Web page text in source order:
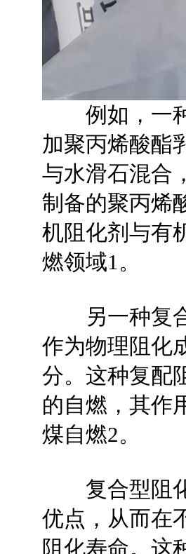
例如，一
加聚丙烯酸酯
与水滑石混合
制备的聚丙烯
机阻化剂与有
燃领域1。
另一种复合
作为物理阻化
分。这种复配
的自燃，其作
煤自燃2。
复合型阻化
优点，从而在
阻化寿命。这